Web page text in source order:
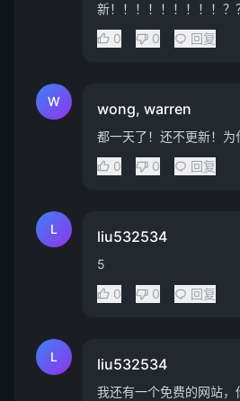
新！！！！！！！！！？
0
0 回复
W wong, warren
都一天了！还不更新！为
0
0 回复
L liu532534
5
0
0 回复
L liu532534
我还有一个免费的网站，